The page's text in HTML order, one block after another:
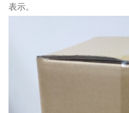
表示。